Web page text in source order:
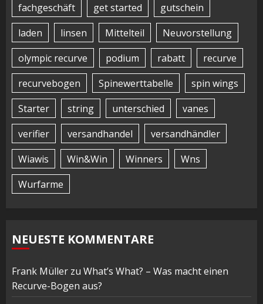
fachgeschäft
get started
gutschein
laden
linsen Mittelteil
Neuvorstellung
olympic recurve
podium rabatt
recurve
recurvebogen
Spinewerttabelle
spin wings
Starter
string unterschied
vanes
verifier
versandhandel
versandhändler
Wiawis
Win&Win Winners
Wns
Wurfarme
NEUESTE KOMMENTARE
Frank Müller zu What’s What? – Was macht einen
Recurve-Bogen aus?